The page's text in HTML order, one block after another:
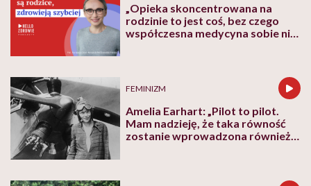
„Opieka skoncentrowana na
rodzinie to jest coś, bez czego
współczesna medycyna sobie nie
FEMINIZM
Amelia Earhart: „Pilot to pilot.
Mam nadzieję, że taka równość
zostanie wprowadzona również